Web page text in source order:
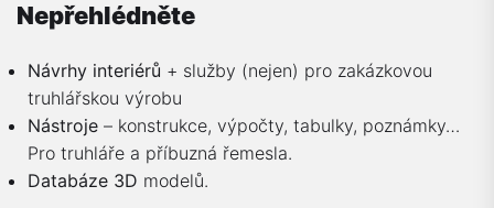
Nepřehlédněte
Návrhy interiérů + služby (nejen) pro zakázkovou
truhlářskou výrobu
Nástroje – konstrukce, výpočty, tabulky, poznámky…
Pro truhláře a příbuzná řemesla.
Databáze 3D modelů.